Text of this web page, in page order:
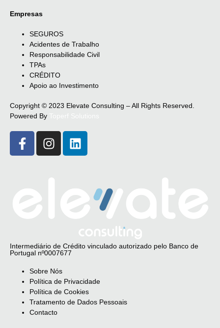
Empresas
SEGUROS
Acidentes de Trabalho
Responsabilidade Civil
TPAs
CRÉDITO
Apoio ao Investimento
Copyright © 2023 Elevate Consulting – All Rights Reserved.
Powered By
Intermediário de Crédito vinculado autorizado pelo Banco de
Portugal nº0007677
Sobre Nós
Política de Privacidade
Política de Cookies
Tratamento de Dados Pessoais
Contacto